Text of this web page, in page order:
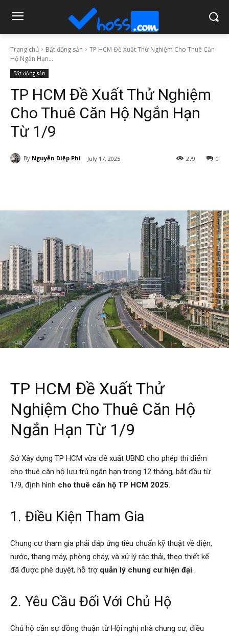
Trang chủ Bất động sản
TP HCM Đề Xuất Thử Nghiệm Cho Thuê Căn
Hộ Ngắn Hạn...
Bất động sản
TP HCM Đề Xuất Thử Nghiệm
Cho Thuê Căn Hộ Ngắn Hạn
Từ 1/9
By Nguyễn Diệp Phi July 17, 2025 0
279
TP HCM Đề Xuất Thử
Nghiệm Cho Thuê Căn Hộ
Ngắn Hạn Từ 1/9
Sở Xây dựng TP HCM vừa đề xuất UBND cho phép thí điểm
cho thuê căn hộ lưu trú ngắn hạn trong 12 tháng, bắt đầu từ
1/9, định hình cho thuê căn hộ TP HCM 2025.
1. Điều Kiện Tham Gia
Chung cư tham gia phải đáp ứng tiêu chuẩn kỹ thuật về điện,
nước, thang máy, phòng cháy, và xử lý rác thải, theo thiết kế
đã được phê duyệt, hỗ trợ quản lý chung cư hiện đại.
2. Yêu Cầu Đối Với Chủ Hộ
Chủ hộ cần sự đồng thuận từ Hội nghị nhà chung cư, điều